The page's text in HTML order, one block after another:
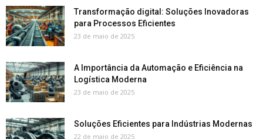
Transformação digital: Soluções Inovadoras
para Processos Eficientes
23 de maio de 2025
A Importância da Automação e Eficiência na
Logística Moderna
23 de maio de 2025
Soluções Eficientes para Indústrias Modernas
22 de maio de 2025